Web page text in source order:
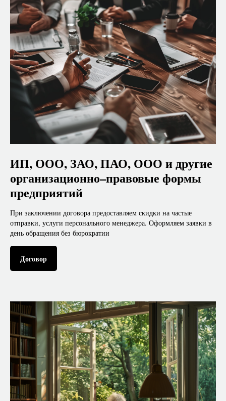
ИП, ООО, ЗАО, ПАО, ООО и другие
организационно–правовые формы
предприятий
При заключении договора предоставляем скидки на частые
отправки, услуги персонального менеджера. Оформляем заявки в
день обращения без бюрократии
Договор